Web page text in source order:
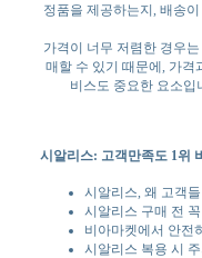
정품을 제공하는지, 배송
가격이 너무 저렴한 경우
매할 수 있기 때문에, 가격
비스도 중요한 요소
시알리스: 고객만족도 1위
시알리스, 왜 고객
시알리스 구매 전
비아마켓에서 안전
시알리스 복용 시